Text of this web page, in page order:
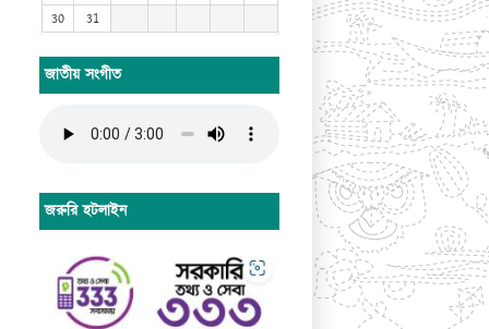
30
31
জাতীয় সংগীত
জরুরি হটলাইন